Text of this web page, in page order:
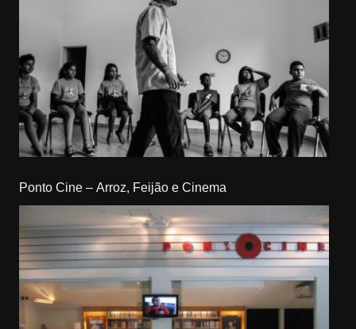
Ponto Cine – Arroz, Feijão e Cinema